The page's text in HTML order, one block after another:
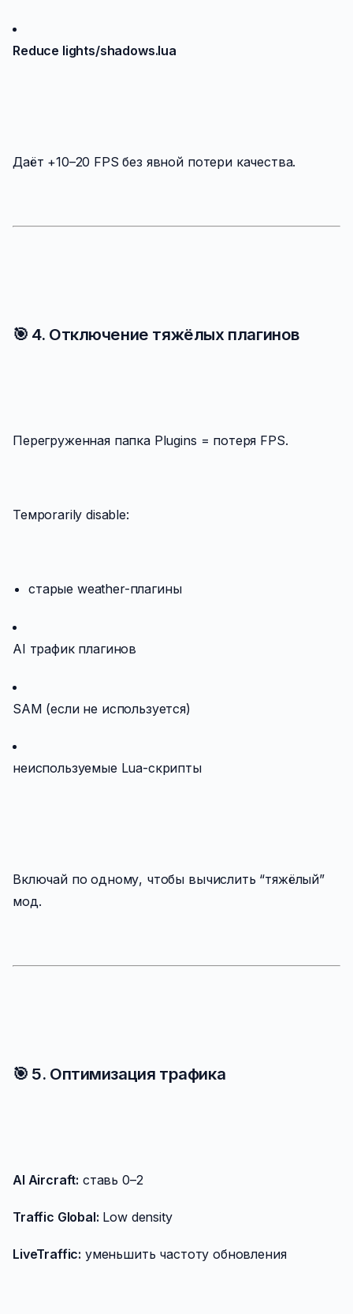
Reduce lights/shadows.lua
Даёт +10–20 FPS без явной потери качества.
🎯 4. Отключение тяжёлых плагинов
Перегруженная папка Plugins = потеря FPS.
Темporarily disable:
старые weather-плагины
AI трафик плагинов
SAM (если не используется)
неиспользуемые Lua-скрипты
Включай по одному, чтобы вычислить “тяжёлый”
мод.
🎯 5. Оптимизация трафика
AI Aircraft: ставь 0–2
Traffic Global: Low density
LiveTraffic: уменьшить частоту обновления